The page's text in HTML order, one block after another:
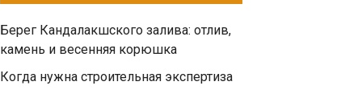
Берег Кандалакшского залива: отлив,
камень и весенняя корюшка
Когда нужна строительная экспертиза